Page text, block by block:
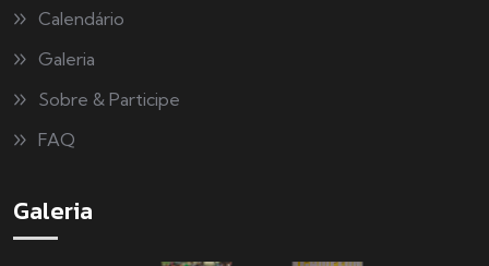
Calendário
Galeria
Sobre & Participe
FAQ
Galeria